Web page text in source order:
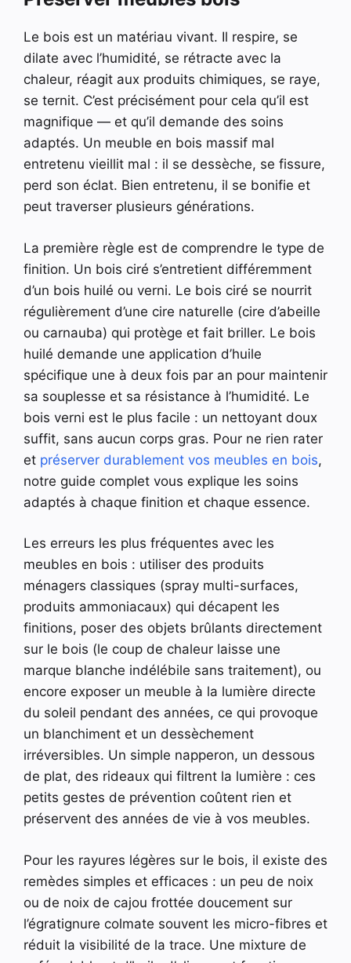
Le bois est un matériau vivant. Il respire, se
dilate avec l’humidité, se rétracte avec la
chaleur, réagit aux produits chimiques, se raye,
se ternit. C’est précisément pour cela qu’il est
magnifique — et qu’il demande des soins
adaptés. Un meuble en bois massif mal
entretenu vieillit mal : il se dessèche, se fissure,
perd son éclat. Bien entretenu, il se bonifie et
peut traverser plusieurs générations.
La première règle est de comprendre le type de
finition. Un bois ciré s’entretient différemment
d’un bois huilé ou verni. Le bois ciré se nourrit
régulièrement d’une cire naturelle (cire d’abeille
ou carnauba) qui protège et fait briller. Le bois
huilé demande une application d’huile
spécifique une à deux fois par an pour maintenir
sa souplesse et sa résistance à l’humidité. Le
bois verni est le plus facile : un nettoyant doux
suffit, sans aucun corps gras. Pour ne rien rater
et préserver durablement vos meubles en bois,
notre guide complet vous explique les soins
adaptés à chaque finition et chaque essence.
Les erreurs les plus fréquentes avec les
meubles en bois : utiliser des produits
ménagers classiques (spray multi-surfaces,
produits ammoniacaux) qui décapent les
finitions, poser des objets brûlants directement
sur le bois (le coup de chaleur laisse une
marque blanche indélébile sans traitement), ou
encore exposer un meuble à la lumière directe
du soleil pendant des années, ce qui provoque
un blanchiment et un dessèchement
irréversibles. Un simple napperon, un dessous
de plat, des rideaux qui filtrent la lumière : ces
petits gestes de prévention coûtent rien et
préservent des années de vie à vos meubles.
Pour les rayures légères sur le bois, il existe des
remèdes simples et efficaces : un peu de noix
ou de noix de cajou frottée doucement sur
l’égratignure colmate souvent les micro-fibres et
réduit la visibilité de la trace. Une mixture de